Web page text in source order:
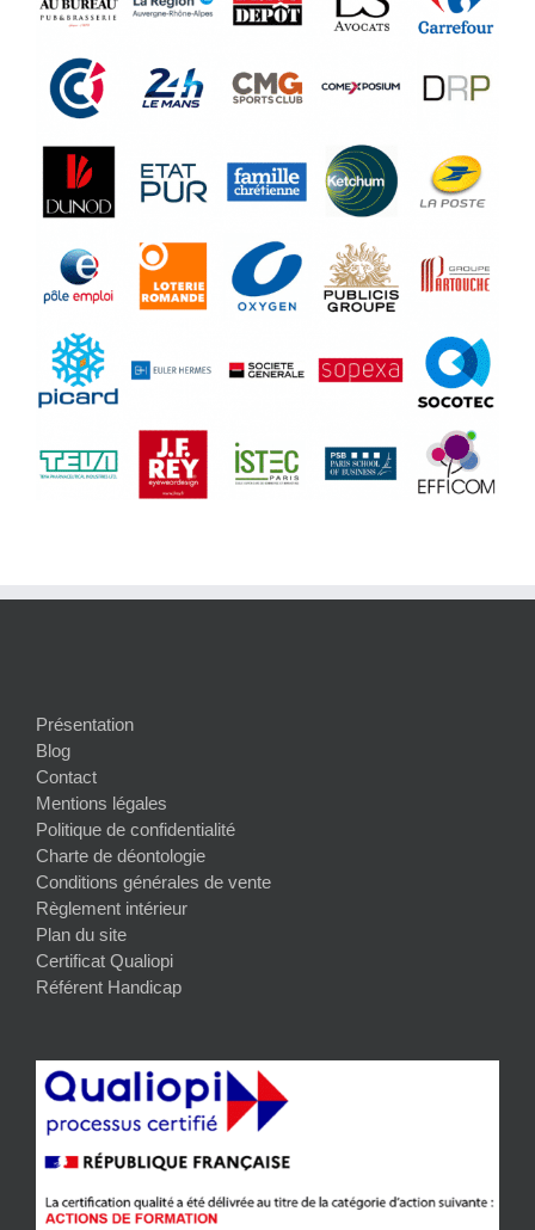
Présentation
Blog
Contact
Mentions légales
Politique de confidentialité
Charte de déontologie
Conditions générales de vente
Règlement intérieur
Plan du site
Certificat Qualiopi
Référent Handicap